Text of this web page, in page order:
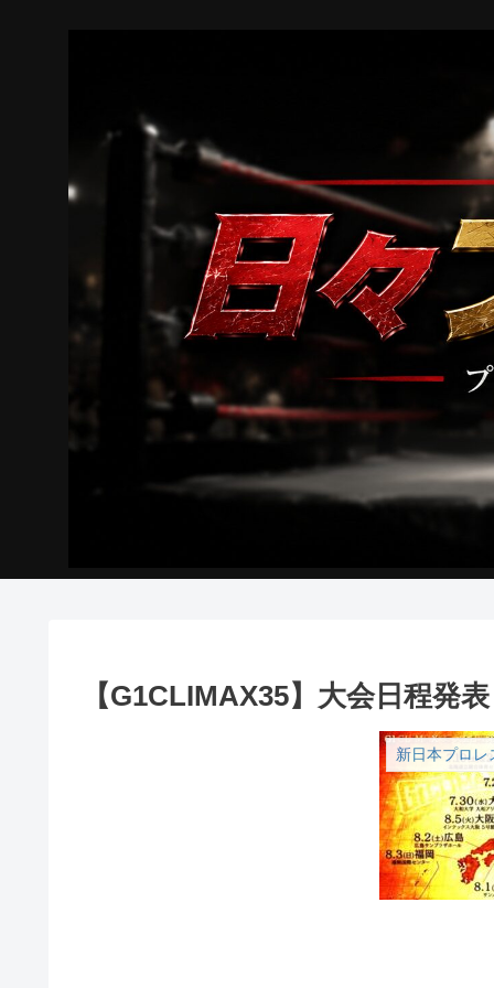
【G1CLIMAX35】大会日程発
新日本プロレ